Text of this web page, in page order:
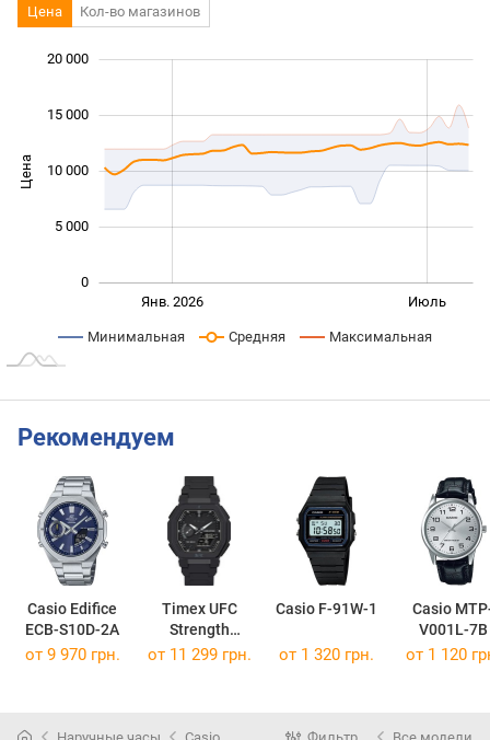
Цена Кол-во магазинов
Цена 10 000
0
5 000
10 000
15 000
20 000
Янв. 2026 Июль
Минимальная Средняя Максимальная
Рекомендуем
Casio Edifice
ECB-S10D-2A
Timex UFC
Strength
Colossus
Casio F-91W-1
Casio
V001L-7B
от 9 970 грн. от 11 299 грн. от 1 320 грн. от 1 120